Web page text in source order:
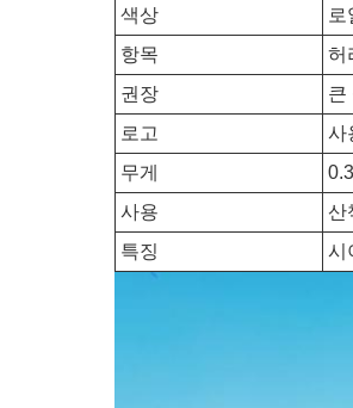
색상
항목
허
권장
큰
로고
사
무게
사용
산
특징
시